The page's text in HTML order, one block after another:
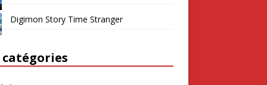
Digimon Story Time Stranger
catégories